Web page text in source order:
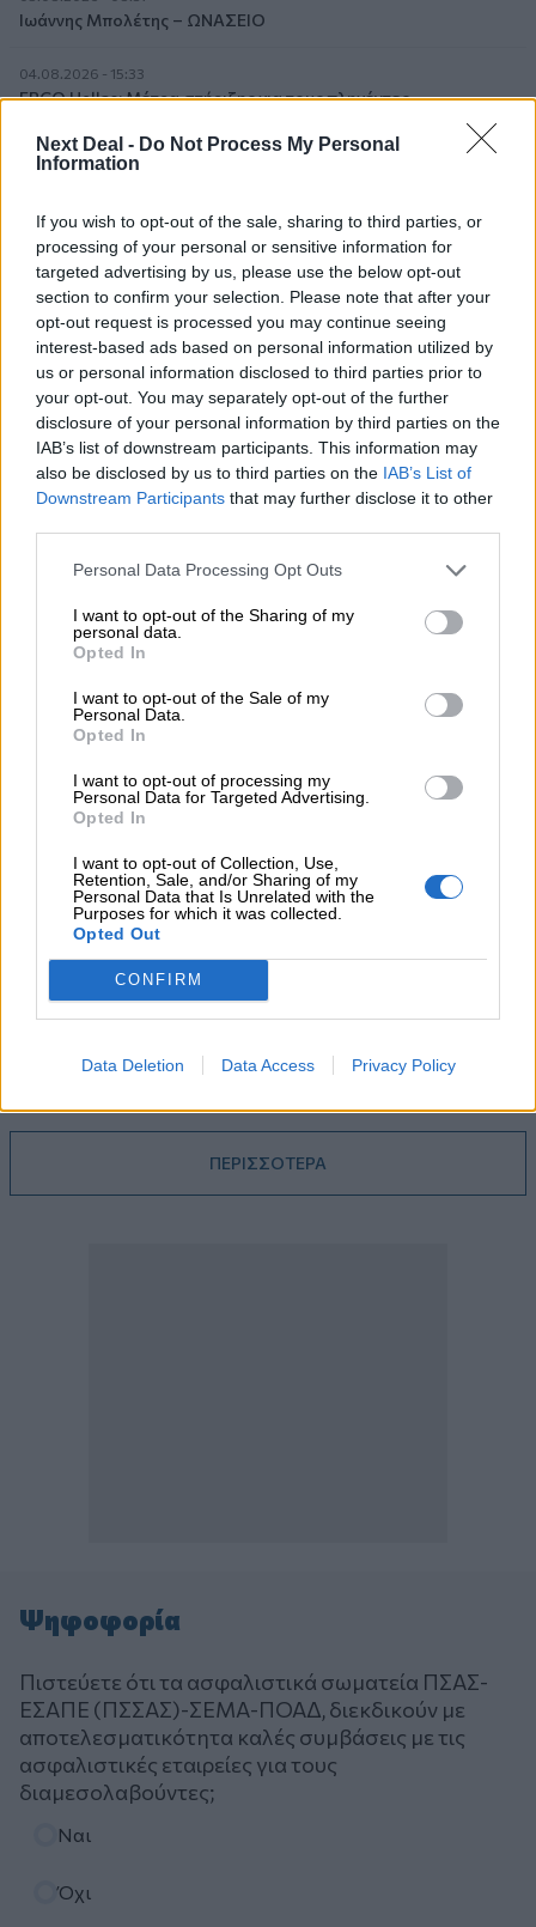
Next Deal - Do Not Process My Personal
Information
If you wish to opt-out of the sale, sharing to third parties, or
processing of your personal or sensitive information for
targeted advertising by us, please use the below opt-out
section to confirm your selection. Please note that after your
opt-out request is processed you may continue seeing
interest-based ads based on personal information utilized by
us or personal information disclosed to third parties prior to
your opt-out. You may separately opt-out of the further
disclosure of your personal information by third parties on the
IAB’s list of downstream participants. This information may
also be disclosed by us to third parties on the IAB’s List of
Downstream Participants that may further disclose it to other
Personal Data Processing Opt Outs
I want to opt-out of the Sharing of my
personal data.
Opted In
I want to opt-out of the Sale of my
Personal Data.
Opted In
I want to opt-out of processing my
Personal Data for Targeted Advertising.
Opted In
I want to opt-out of Collection, Use,
Retention, Sale, and/or Sharing of my
Personal Data that Is Unrelated with the
Purposes for which it was collected.
Opted Out
CONFIRM
Data Deletion Data Access Privacy Policy
Ιωάννης Μπολέτης – ΩΝΑΣΕΙΟ
04.08.2026 - 15:33
ERGO Hellas: Μέτρα στήριξης για τους πληγέντες
04.08.2026 - 12:40
υπηρεσίες - Κέρδη €252 εκατ. (+7%) και ROTE 18.8% στο
εξάμηνο
04.08.2026 - 11:49
Σπύρος Γεωργαράς - «ΥΓΕΙΑ» / Ερευνητικό και Θεραπευτικό
Ινστιτούτο ΟΦΘΑΛΜΟΣ
04.08.2026 - 11:46
10 βασικές συμβουλές για προστασία μετά από πυρκαγιά
04.08.2026 - 11:26
Γιάννης Καντώρος – Όμιλος INTERAMERICAN
Allianz-Εθνική: Το νέο τραπεζοασφαλιστικό δίδυμο και η
εμπειρία της Τουρκίας
04.08.2026 - 10:07
Γεώργιο Αποστολόπουλο, Ιδρυτή και Πρόεδρο Ομίλου
ΙΑΤΡΙΚΟ ΑΘΗΝΩΝ
04.08.2026 - 09:19
Ελληνική Ένωση Τραπεζών: Μέτρα στήριξης για τις
οικογένειες των θυμάτων και τους πυρόπληκτους
04.08.2026 - 08:32
Ο πλούτος του 1 τρισ. και η «μαύρη» οικονομία, τα ιστορικά
ρεκόρ της Wall και του DAX, σε υψηλά 17 ετών το
Χρηματιστήριο Αθηνών, οι ξένοι ανανεώνουν την «ψήφο» τους
για τις τράπεζες
Η Εθνική Ασφαλιστική στο πλευρό των ασφαλισμένων της
ΠΕΡΙΣΣΟΤΕΡΑ
Ψηφοφορία
Πιστεύετε ότι τα ασφαλιστικά σωματεία ΠΣΑΣ-
ΕΣΑΠΕ (ΠΣΣΑΣ)-ΣΕΜΑ-ΠΟΑΔ, διεκδικούν με
αποτελεσματικότητα καλές συμβάσεις με τις
ασφαλιστικές εταιρείες για τους
διαμεσολαβούντες;
Ναι
Όχι